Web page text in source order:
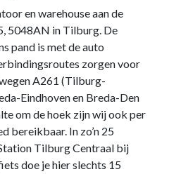
en warehouse aan de
5048AN in Tilburg. De
pand is met de auto
zorgen voor
A261 (Tilburg-
Eindhoven en Breda-Den
om de hoek zijn wij ook per
bereikbaar. In zo’n 25
Tilburg Centraal bij
doe je hier slechts 15